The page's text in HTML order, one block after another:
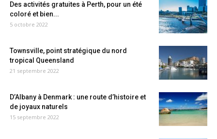
Des activités gratuites à Perth, pour un été
coloré et bien...
5 octobre 2022
Townsville, point stratégique du nord
tropical Queensland
21 septembre 2022
D’Albany à Denmark : une route d’histoire et
de joyaux naturels
15 septembre 2022